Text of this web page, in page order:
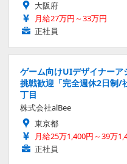
大阪府
月給27万円～33万円
正社員
ゲーム向けUIデザイナーア
挑戦歓迎「完全週休2日制/
丁目
株式会社alBee
東京都
月給25万1,400円～39万
正社員